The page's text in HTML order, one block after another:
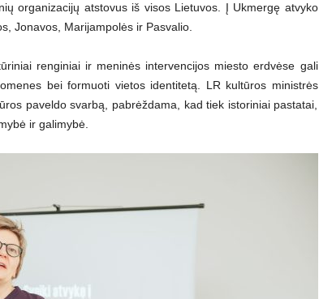
organizacijų atstovus iš visos Lietuvos. Į Ukmergę atvyko
Jonavos, Marijampolės ir Pasvalio.
renginiai ir meninės intervencijos miesto erdvėse gali
bei formuoti vietos identitetą. LR kultūros ministrės
paveldo svarbą, pabrėždama, kad tiek istoriniai pastatai,
ir galimybė.